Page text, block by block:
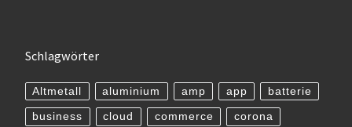
Schlagwörter
Altmetall aluminium amp app batterie
business cloud commerce corona